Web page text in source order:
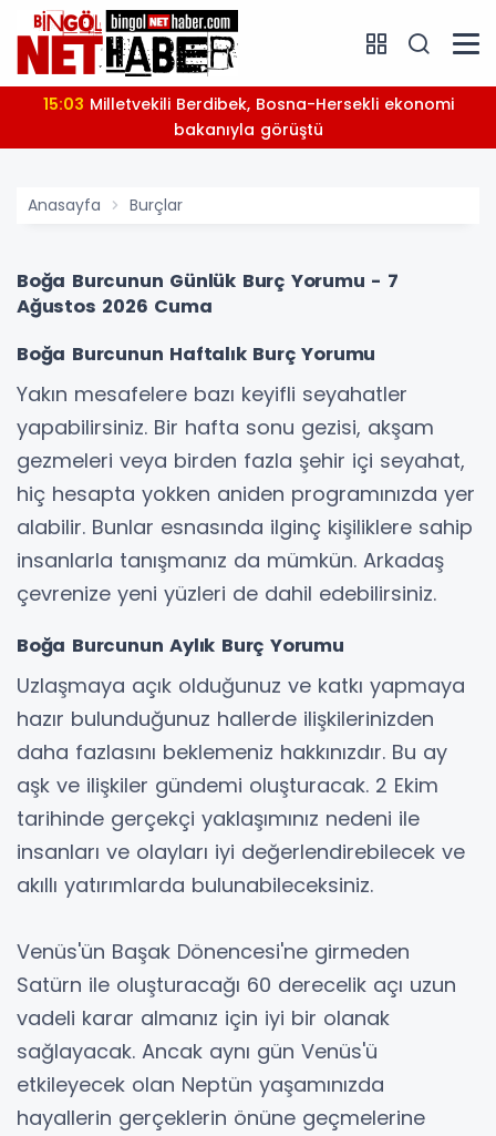
15:03
bakanıyla görüştü
Anasayfa Burçlar
Boğa Burcunun Günlük Burç Yorumu - 7
Ağustos 2026 Cuma
Boğa Burcunun Haftalık Burç Yorumu
Yakın mesafelere bazı keyifli seyahatler
yapabilirsiniz. Bir hafta sonu gezisi, akşam
gezmeleri veya birden fazla şehir içi seyahat,
hiç hesapta yokken aniden programınızda yer
alabilir. Bunlar esnasında ilginç kişiliklere sahip
insanlarla tanışmanız da mümkün. Arkadaş
çevrenize yeni yüzleri de dahil edebilirsiniz.
Boğa Burcunun Aylık Burç Yorumu
Uzlaşmaya açık olduğunuz ve katkı yapmaya
hazır bulunduğunuz hallerde ilişkilerinizden
daha fazlasını beklemeniz hakkınızdır. Bu ay
aşk ve ilişkiler gündemi oluşturacak. 2 Ekim
tarihinde gerçekçi yaklaşımınız nedeni ile
insanları ve olayları iyi değerlendirebilecek ve
akıllı yatırımlarda bulunabileceksiniz.
Venüs'ün Başak Dönencesi'ne girmeden
Satürn ile oluşturacağı 60 derecelik açı uzun
vadeli karar almanız için iyi bir olanak
sağlayacak. Ancak aynı gün Venüs'ü
etkileyecek olan Neptün yaşamınızda
hayallerin gerçeklerin önüne geçmelerine